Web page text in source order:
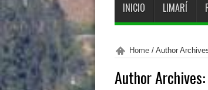
INICIO LIMARÍ
Home/ Author
Author